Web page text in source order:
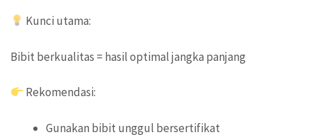
Kunci utama:
Bibit berkualitas = hasil optimal jangka panjang
Rekomendasi:
Gunakan bibit unggul bersertifikat